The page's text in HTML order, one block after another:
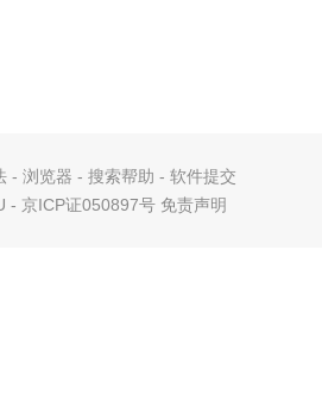
- 浏览器 - 搜索帮助 - 软件提交
- 京ICP证050897号 免责声明